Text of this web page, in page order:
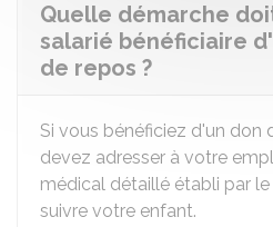
Quelle démarche
salarié bénéficiaire
de repos ?
Si vous bénéficiez d'un don
devez adresser à votre
médical détaillé établi par
suivre votre enfant.